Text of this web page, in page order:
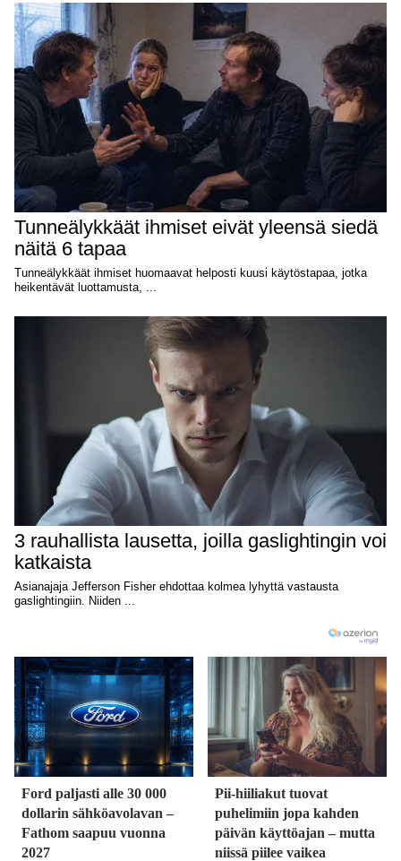
Ford paljasti alle 30 000
dollarin sähköavolavan –
Fathom saapuu vuonna
2027
Pii-hiiliakut tuovat
puhelimiin jopa kahden
päivän käyttöajan – mutta
niissä piilee vaikea